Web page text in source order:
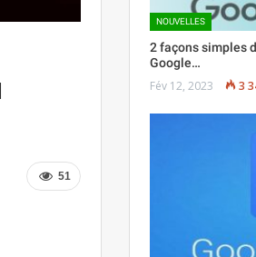
51
NOUVELLES
2 façons simples
Google…
Fév 12, 2023 3